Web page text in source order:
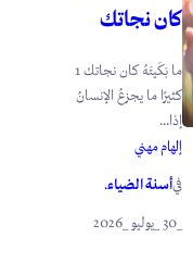
كان نجاتك
ما بَكَيتَهُ كان نجاتك 1
كثيرًا ما يجزعُ الإنسانُ
إذا...
إلهام مهني
فيأسنة الضياء.